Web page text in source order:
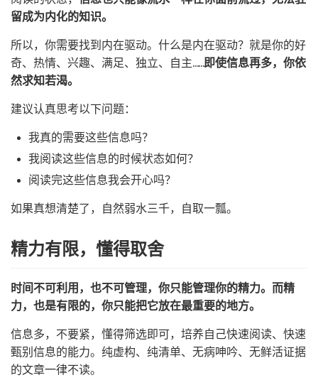
留成为内化的知识。
所以，你需要找到内在驱动。什么是内在驱动？就是你的好
奇、热情、兴趣、满足、独立、自主……即使信息再多，你依
然求知若渴。
建议认真思考以下问题：
我真的需要这些信息吗？
我阅读这些信息的时候状态如何？
阅读完这些信息我会开心吗？
如果真想清楚了，自然弱水三千，自取一瓢。
精力有限，懂得取舍
时间不可利用，也不可管理，你只能管理你的精力。而精
力，也是有限的，你只能把它放在最重要的地方。
信息多，不要紧，懂得筛选即可，培养自己快速阅读、快速
甄别信息的能力。纯虚构、纯清单、无病呻吟、无鲜活证据
的文章一律不读。